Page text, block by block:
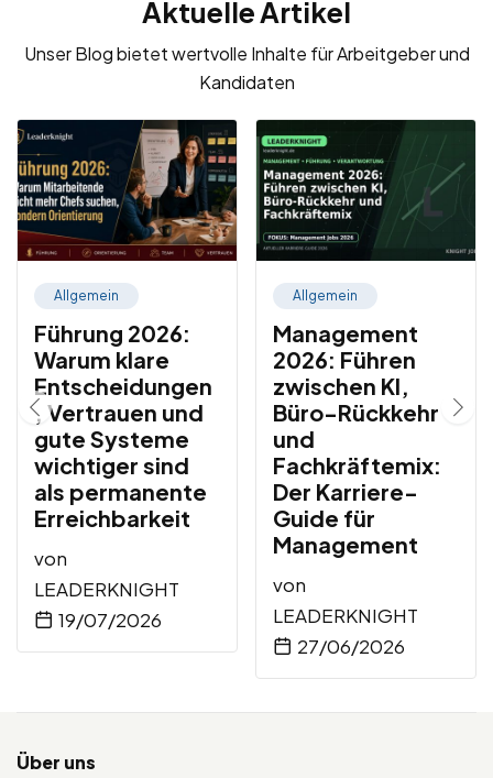
Aktuelle Artikel
Unser Blog bietet wertvolle Inhalte für Arbeitgeber und
Kandidaten
Allgemein
Führung 2026:
Warum klare
Entscheidungen
, Vertrauen und
gute Systeme
wichtiger sind
als permanente
Erreichbarkeit
von
LEADERKNIGHT
19/07/2026
Allgemein
Management
2026: Führen
zwischen KI,
Büro-Rückkehr
und
Fachkräftemix:
Der Karriere-
Guide für
Management
von
LEADERKNIGHT
27/06/2026
Über uns